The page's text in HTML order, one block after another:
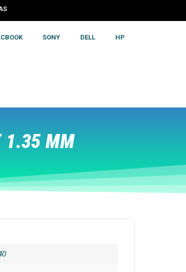
SONY DELL HP
1.35 MM